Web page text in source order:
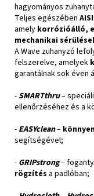
hagyományos
Teljes egészében
amely korrózióálló,
mechanikai
A Wave zuhanyzó
felszerelve, amelyek
garantálnak sok éven
- SMARTthru–
ellenőrzéséhez és a
- EASYclean–
segítségével;
- GRIPstrong–
rögzítés a padlóban;